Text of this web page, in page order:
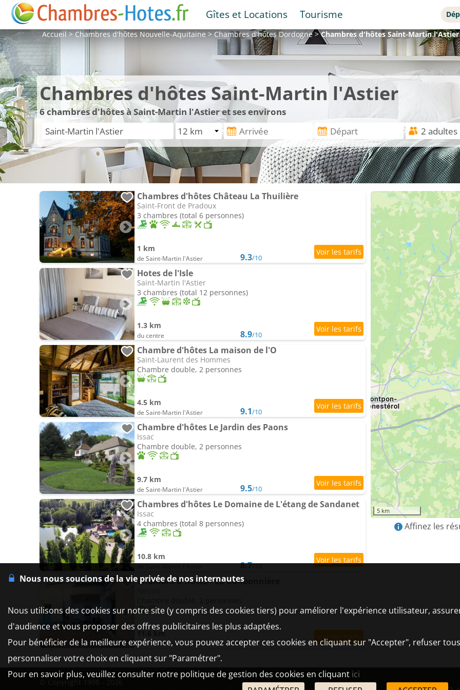
Gîtes et Locations Tourisme
Accueil>Chambres d'hôtesNouvelle-Aquitaine>Chambres d'hôtesDordogne>Chambres d'hôtes Saint-Martin l'Astier
Chambres d'hôtes Saint-Martin l'Astier
6chambres d'hôtes à Saint-Martin l'Astier et ses environs
Chambres d'hôtes Château La Thuilière
Saint-Front de Pradoux
3 chambres (total 6 personnes)
1 km
de Saint-Martin l'Astier 9.3/10
Hotes de l'Isle
Saint-Martin l'Astier
3 chambres (total 12 personnes)
1.3 km
du centre 8.9/10
Chambre d'hôtes La maison de l'O
Saint-Laurent des Hommes
Chambre double, 2 personnes
4.5 km
de Saint-Martin l'Astier 9.1/10
Chambre d'hôtes Le Jardin des Paons
Issac
Chambre double, 2 personnes
9.7 km
de Saint-Martin l'Astier 9.5/10
Chambres d'hôtes Le Domaine de L'étang de Sandanet
Issac
4 chambres (total 8 personnes)
10.8 km
8.7/10
Chambre D'hotes - La Bonbonnière
11.6 km
de Saint-Martin l'Astier 9/10
5 km
Affinez les
© Copyright 1998 - 2026
Nous nous soucions de la vie privée de nos internautes
Nous utilisons des cookies sur notre site (y compris des cookies tiers) pour améliorer l'expérience utilisateur,
d'audience et vous proposer des offres publicitaires les plus adaptées.
Pour bénéficier de la meilleure expérience, vous pouvez accepter ces cookies en cliquant sur "Accepter", refuser
personnaliser votre choix en cliquant sur "Paramétrer".
Pour en savoir plus, veuillez consulter notre politique de gestion des cookies en cliquant ici